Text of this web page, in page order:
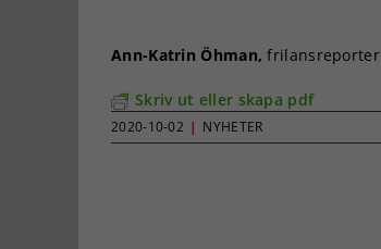
Ann-Katrin Öhman,frilansreporter
Skriv ut eller skapa pdf
2020-10-02 | NYHETER